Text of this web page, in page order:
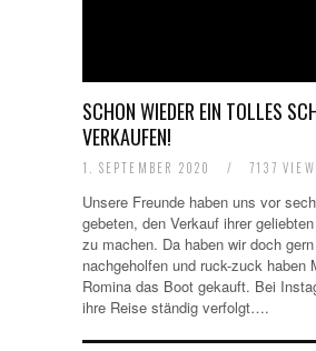
SCHON WIEDER EIN TOLLES
VERKAUFEN!
1. SEPTEMBER 2020 / 7137
Unsere Freunde haben uns vor
gebeten, den Verkauf ihrer geliebten
zu machen. Da haben wir doch
nachgeholfen und ruck-zuck haben
Romina das Boot gekauft. Bei
ihre Reise ständig verfolgt….